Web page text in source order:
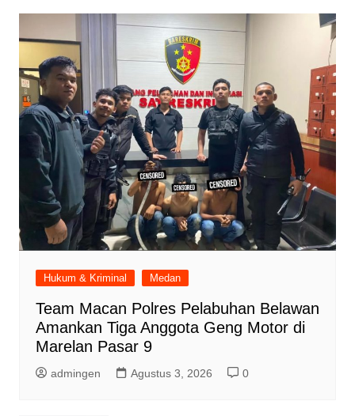
Hukum & Kriminal Medan
Team Macan Polres Pelabuhan Belawan
Amankan Tiga Anggota Geng Motor di
Marelan Pasar 9
admingen Agustus 3, 2026 0